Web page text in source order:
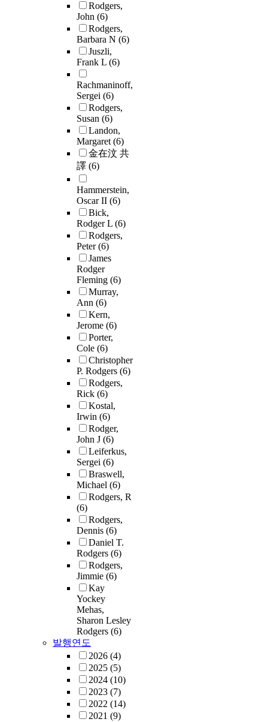
Rodgers,
John (6)
Rodgers,
Barbara N (6)
Juszli,
Frank L (6)
Rachmaninoff,
Sergei (6)
Rodgers,
Susan (6)
Landon,
Margaret(6)
金在汶 共
譯 (6)
Hammerstein,
Oscar II (6)
Bick,
Rodger L (6)
Rodgers,
Peter(6)
James
Rodger
Fleming (6)
Murray,
Ann (6)
Kern,
Jerome (6)
Porter,
Cole (6)
Christopher
P. Rodgers (6)
Rodgers,
Rick (6)
Kostal,
Irwin (6)
Rodger,
John J (6)
Leiferkus,
Sergei (6)
Braswell,
Michael (6)
Rodgers, R
(6)
Rodgers,
Dennis (6)
Daniel T.
Rodgers (6)
Rodgers,
Jimmie (6)
Kay
Yockey
Mehas,
Sharon Lesley
Rodgers (6)
발행연도
2026 (4)
2025 (5)
2024 (10)
2023 (7)
2022 (14)
2021 (9)